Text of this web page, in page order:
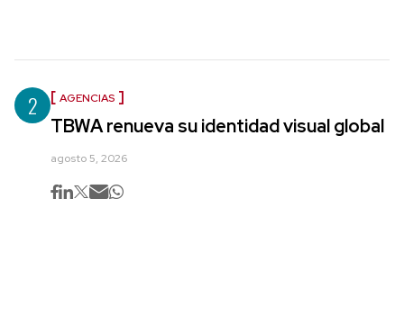
2 AGENCIAS
TBWA renueva su identidad visual global
agosto 5, 2026